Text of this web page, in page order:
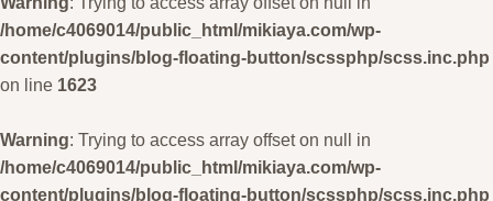
/home/c4069014/public_html/mikiaya.com/wp-
content/plugins/blog-floating-button/scssphp/scss.inc.php
on line 1623
Warning: Trying to access array offset on null in
/home/c4069014/public_html/mikiaya.com/wp-
content/plugins/blog-floating-button/scssphp/scss.inc.php